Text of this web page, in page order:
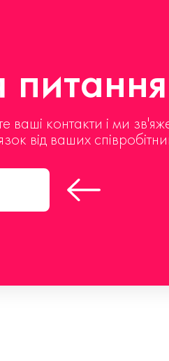
ваші контакти і ми
від ваших